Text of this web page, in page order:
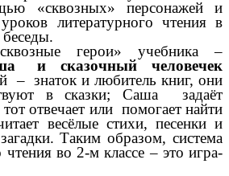
«сквозных» персонажей и
литературного чтения в
герои» учебника –
и сказочный человечек
– знаток и любитель книг, они
в сказки; Саша задаёт
отвечает или помогает найти
весёлые стихи, песенки и
Таким образом, система
чтения во 2-м классе – это игра-